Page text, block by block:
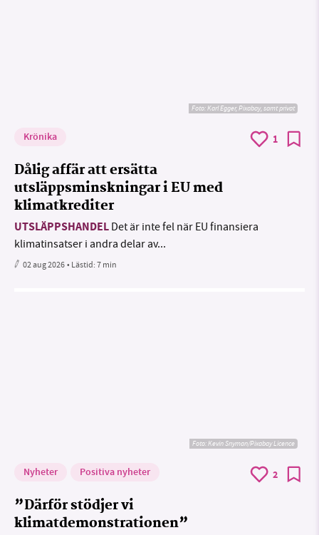
Foto:Karl Egger, Pixabay, samt privat
Krönika 1
Dålig affär att ersätta
utsläppsminskningar i EU med
klimatkrediter
UTSLÄPPSHANDEL Det är inte fel när EU finansiera
klimatinsatser i andra delar av...
02 aug 2026• Lästid:7 min
Foto:Kevin Snyman/Pixabay Licence
Nyheter Positiva nyheter 2
”Därför stödjer vi
klimatdemonstrationen”